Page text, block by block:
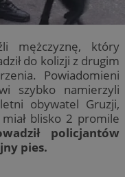
mężczyznę, który
do kolizji z drugim
Powiadomieni
szybko namierzyli
obywatel Gruzji,
blisko 2 promile
policjantów
pies.